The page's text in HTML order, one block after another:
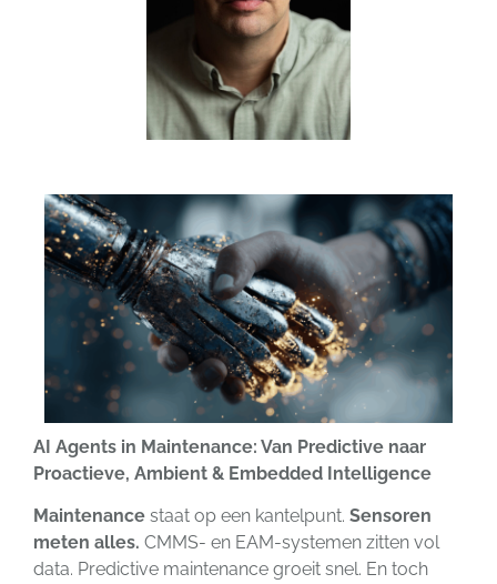
AI Agents in Maintenance: Van Predictive naar
Proactieve, Ambient & Embedded Intelligence
Maintenance staat op een kantelpunt. Sensoren
meten alles. CMMS- en EAM-systemen zitten vol
data. Predictive maintenance groeit snel. En toch